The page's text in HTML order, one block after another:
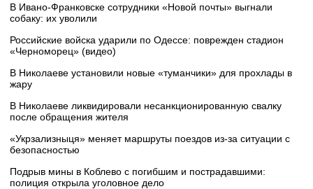
В Ивано-Франковске сотрудники «Новой почты» выгнали
собаку: их уволили
Российские войска ударили по Одессе: поврежден стадион
«Черноморец» (видео)
В Николаеве установили новые «туманчики» для прохлады в
жару
В Николаеве ликвидировали несанкционированную свалку
после обращения жителя
«Укрзализныця» меняет маршруты поездов из-за ситуации с
безопасностью
Подрыв мины в Коблево с погибшим и пострадавшими:
полиция открыла уголовное дело